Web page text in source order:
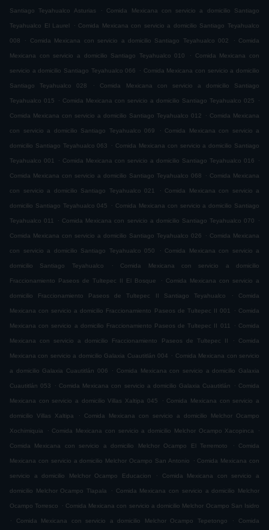
Santiago Teyahualco Asturias . Comida Mexicana con servicio a domicilio Santiago
Teyahualco El Laurel . Comida Mexicana con servicio a domicilio Santiago Teyahualco
008 . Comida Mexicana con servicio a domicilio Santiago Teyahualco 002 . Comida
Mexicana con servicio a domicilio Santiago Teyahualco 010 . Comida Mexicana con
servicio a domicilio Santiago Teyahualco 066 . Comida Mexicana con servicio a domicilio
Santiago Teyahualco 028 . Comida Mexicana con servicio a domicilio Santiago
Teyahualco 015 . Comida Mexicana con servicio a domicilio Santiago Teyahualco 025 .
Comida Mexicana con servicio a domicilio Santiago Teyahualco 012 . Comida Mexicana
con servicio a domicilio Santiago Teyahualco 069 . Comida Mexicana con servicio a
domicilio Santiago Teyahualco 063 . Comida Mexicana con servicio a domicilio Santiago
Teyahualco 001 . Comida Mexicana con servicio a domicilio Santiago Teyahualco 016 .
Comida Mexicana con servicio a domicilio Santiago Teyahualco 068 . Comida Mexicana
con servicio a domicilio Santiago Teyahualco 021 . Comida Mexicana con servicio a
domicilio Santiago Teyahualco 045 . Comida Mexicana con servicio a domicilio Santiago
Teyahualco 011 . Comida Mexicana con servicio a domicilio Santiago Teyahualco 070 .
Comida Mexicana con servicio a domicilio Santiago Teyahualco 026 . Comida Mexicana
con servicio a domicilio Santiago Teyahualco 050 . Comida Mexicana con servicio a
domicilio Santiago Teyahualco . Comida Mexicana con servicio a domicilio
Fraccionamiento Paseos de Tultepec II El Bosque . Comida Mexicana con servicio a
domicilio Fraccionamiento Paseos de Tultepec II Santiago Teyahualco . Comida
Mexicana con servicio a domicilio Fraccionamiento Paseos de Tultepec II 001 . Comida
Mexicana con servicio a domicilio Fraccionamiento Paseos de Tultepec II 011 . Comida
Mexicana con servicio a domicilio Fraccionamiento Paseos de Tultepec II . Comida
Mexicana con servicio a domicilio Galaxia Cuautitlán 004 . Comida Mexicana con servicio
a domicilio Galaxia Cuautitlán 006 . Comida Mexicana con servicio a domicilio Galaxia
Cuautitlán 053 . Comida Mexicana con servicio a domicilio Galaxia Cuautitlán . Comida
Mexicana con servicio a domicilio Villas Xaltipa 045 . Comida Mexicana con servicio a
domicilio Villas Xaltipa . Comida Mexicana con servicio a domicilio Melchor Ocampo
Xochimiquia . Comida Mexicana con servicio a domicilio Melchor Ocampo Xacopinca .
Comida Mexicana con servicio a domicilio Melchor Ocampo El Terremoto . Comida
Mexicana con servicio a domicilio Melchor Ocampo San Antonio . Comida Mexicana con
servicio a domicilio Melchor Ocampo Educacion . Comida Mexicana con servicio a
domicilio Melchor Ocampo Tlapala . Comida Mexicana con servicio a domicilio Melchor
Ocampo Torresco . Comida Mexicana con servicio a domicilio Melchor Ocampo San Isidro
.
Comida Mexicana con servicio a domicilio Melchor Ocampo Tepetongo . Comida